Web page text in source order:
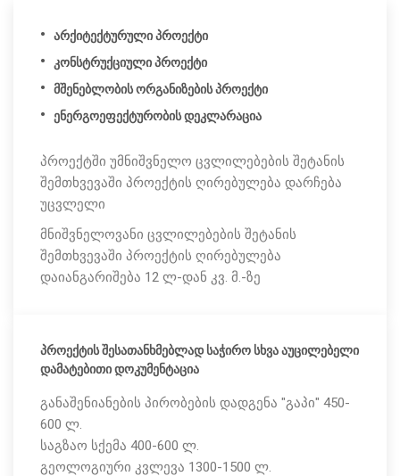
არქიტექტურული პროექტი
კონსტრუქციული პროექტი
მშენებლობის ორგანიზების პროექტი
ენერგოეფექტურობის დეკლარაცია
პროექტში უმნიშვნელო ცვლილებების შეტანის
შემთხვევაში პროექტის ღირებულება დარჩება
უცვლელი
მნიშვნელოვანი ცვლილებების შეტანის
შემთხვევაში პროექტის ღირებულება
დაიანგარიშება 12 ლ-დან კვ. მ.-ზე
პროექტის შესათანხმებლად საჭირო სხვა აუცილებელი
დამატებითი დოკუმენტაცია
განაშენიანების პირობების დადგენა "გაპი" 450-
600 ლ.
საგზაო სქემა 400-600 ლ.
გეოლოგიური კვლევა 1300-1500 ლ.